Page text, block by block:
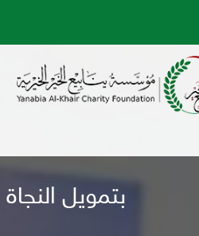
بتمويل